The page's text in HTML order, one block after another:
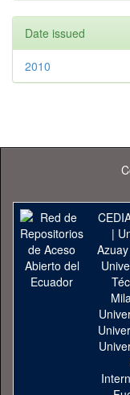
Date issued
2010
|
Azuay